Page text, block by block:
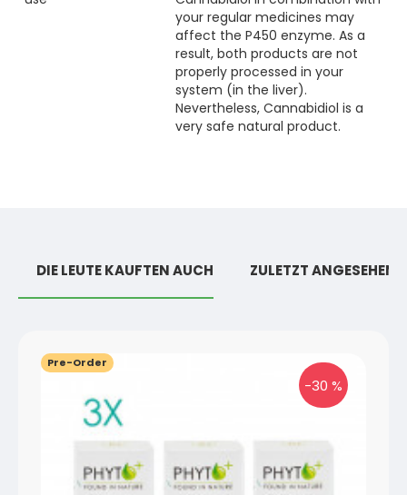
your regular medicines may
affect the P450 enzyme. As a
result, both products are not
properly processed in your
system (in the liver).
Nevertheless, Cannabidiol is a
very safe natural product.
DIE LEUTE KAUFTEN AUCH ZULETZT ANGESEHEN
-30 %
Pre-Order